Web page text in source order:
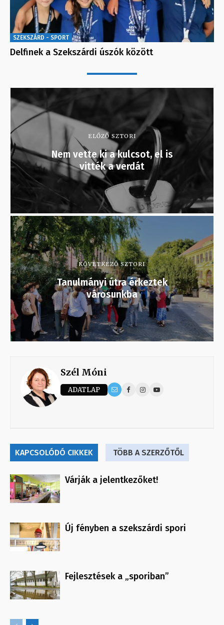
SZEKSZÁRD - SPORT
Delfinek a Szekszárdi úszók között
ELŐZŐ SZTORI
Nem vette ki a kulcsot, el is
vitték a verdát
KÖVETKEZŐ SZTORI
Tanulmányi útra érkeztek
városunkba
Szél Móni
ADATLAP
KAPCSOLÓDÓ CIKKEK TÖBB A SZERZŐTŐL
Várják a jelentkezőket!
Új fényben a szekszárdi spori
Fejlesztések a „sporiban”